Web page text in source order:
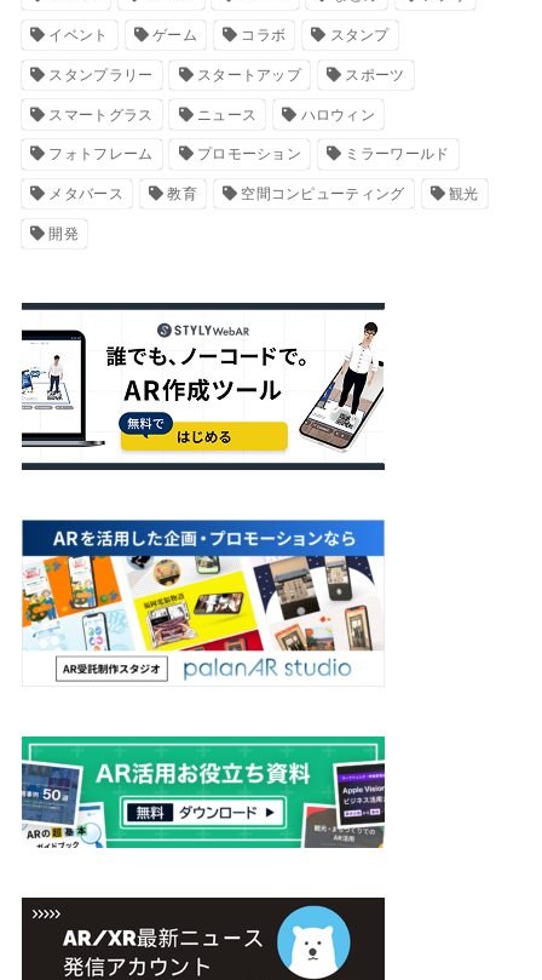
イベント ゲーム コラボ スタンプ
スタンプラリー スタートアップ スポーツ
スマートグラス ニュース ハロウィン
フォトフレーム プロモーション ミラーワールド
メタバース 教育 空間コンピューティング 観光
開発